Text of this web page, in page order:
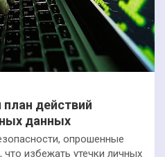
действий
данных
опрошенные
избежать утечки личных